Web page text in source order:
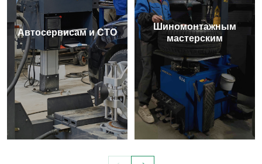
Автосервисам и СТО
Шиномонтажным
мастерским